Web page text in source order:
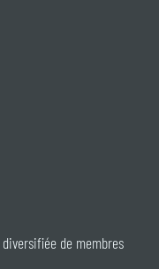
de membres